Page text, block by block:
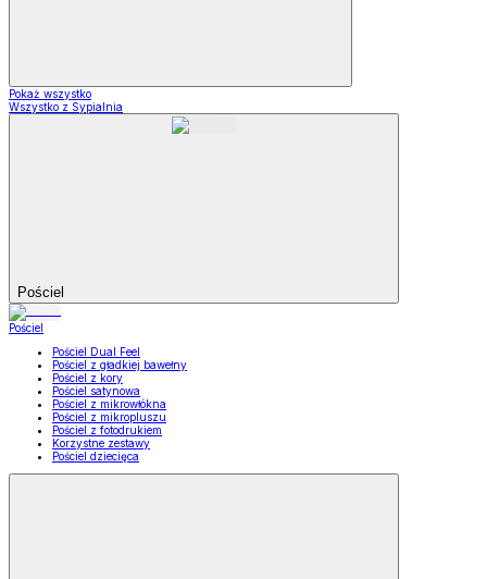
Pokaż wszystko
Wszystko z Sypialnia
Pościel
Pościel
Pościel Dual Feel
Pościel z gładkiej bawełny
Pościel z kory
Pościel satynowa
Pościel z mikrowłókna
Pościel z mikropluszu
Pościel z fotodrukiem
Korzystne zestawy
Pościel dziecięca